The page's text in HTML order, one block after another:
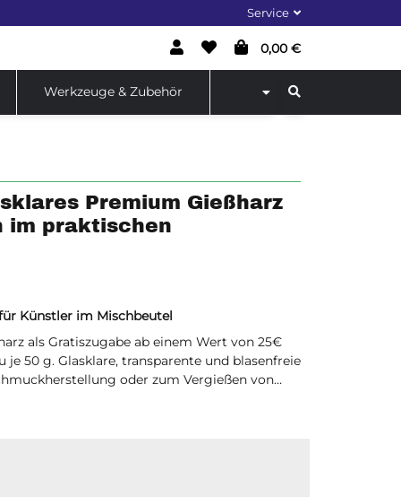
Service
0,00 €
Werkzeuge & Zubehör
Premium Gießharz
im praktischen
Künstler im Mischbeutel
als Gratiszugabe ab einem Wert von 25€
50 g. Glasklare, transparente und blasenfreie
oder zum Vergießen von
im praktischen Mischbeutel zum direkten